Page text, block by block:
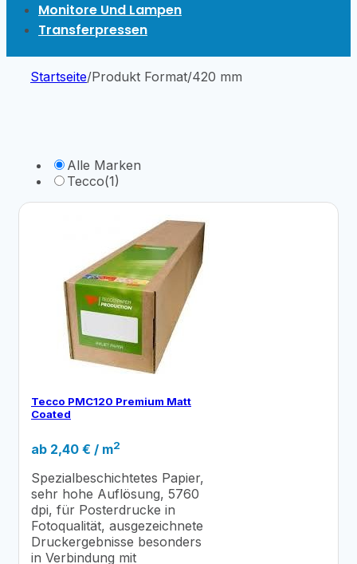
Monitore Und Lampen
Transferpressen
Startseite/Produkt Format/420 mm
Alle Marken
Tecco(1)
Tecco PMC120 Premium Matt
Coated
ab 2,40 € / m2
Spezialbeschichtetes Papier,
sehr hohe Auflösung, 5760
dpi, für Posterdrucke in
Fotoqualität, ausgezeichnete
Druckergebnisse besonders
in Verbindung mit